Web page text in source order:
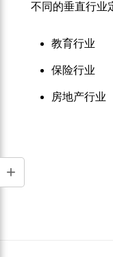
不同的垂直行业
教育行业
保险行业
房地产行业